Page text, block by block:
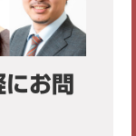
お問